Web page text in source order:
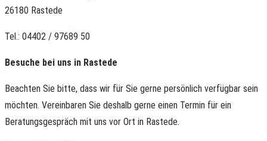
26180 Rastede
Tel.: 04402 / 97689 50
Besuche bei uns in Rastede
Beachten Sie bitte, dass wir für Sie gerne persönlich verfügbar sein
möchten. Vereinbaren Sie deshalb gerne einen Termin für ein
Beratungsgespräch mit uns vor Ort in Rastede.